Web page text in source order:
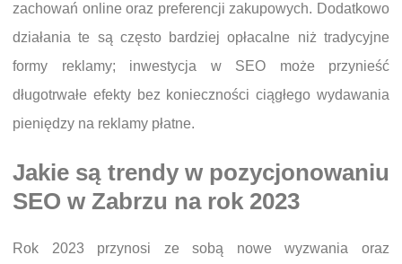
zachowań online oraz preferencji zakupowych. Dodatkowo
działania te są często bardziej opłacalne niż tradycyjne
formy reklamy; inwestycja w SEO może przynieść
długotrwałe efekty bez konieczności ciągłego wydawania
pieniędzy na reklamy płatne.
Jakie są trendy w pozycjonowaniu
SEO w Zabrzu na rok 2023
Rok 2023 przynosi ze sobą nowe wyzwania oraz